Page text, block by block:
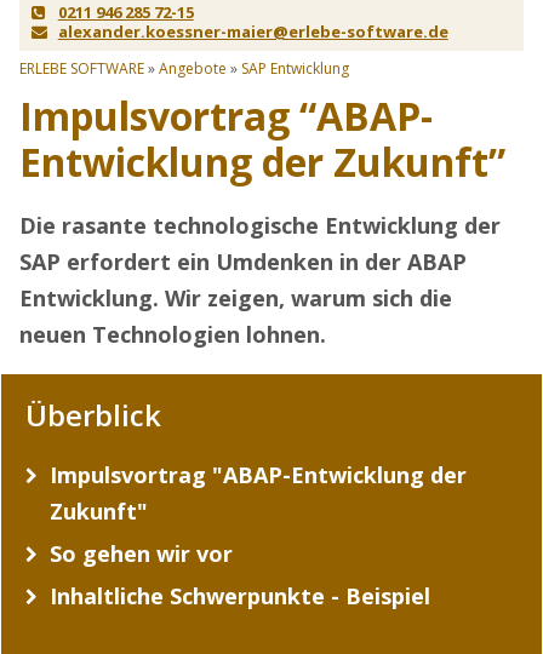
0211 946 285 72-15
alexander.koessner-maier@erlebe-software.de
ERLEBE SOFTWARE»Angebote » SAP Entwicklung
Impulsvortrag “ABAP-
Entwicklung der Zukunft”
Die rasante technologische Entwicklung der
SAP erfordert ein Umdenken in der ABAP
Entwicklung. Wir zeigen, warum sich die
neuen Technologien lohnen.
Überblick
Impulsvortrag "ABAP-Entwicklung der
Zukunft"
So gehen wir vor
Inhaltliche Schwerpunkte - Beispiel